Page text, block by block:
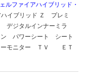
ルファイアハイブリッド・
ハイブリッド Ｚ プレミ
ジタルインナーミラ
パワーシート シート
ーモニター ＴＶ ＥＴ